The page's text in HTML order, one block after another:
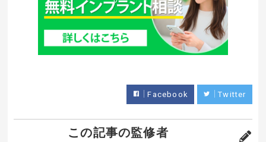
Facebook Twitter
この記事の監修者